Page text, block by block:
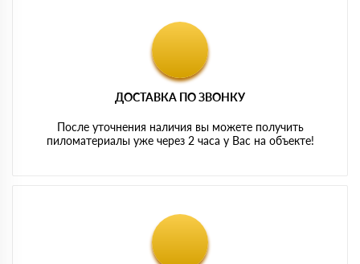
ДОСТАВКА ПО ЗВОНКУ
После уточнения наличия вы можете получить
пиломатериалы уже через 2 часа у Вас на объекте!